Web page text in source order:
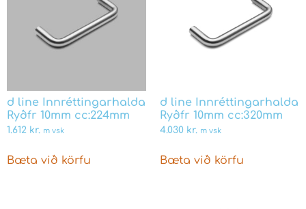
d line Innréttingarhalda
Ryðfr 10mm cc:224mm
1.612 kr. m vsk
Bæta við körfu
d line Innréttingarhalda
Ryðfr 10mm cc:320mm
4.030 kr. m vsk
Bæta við körfu